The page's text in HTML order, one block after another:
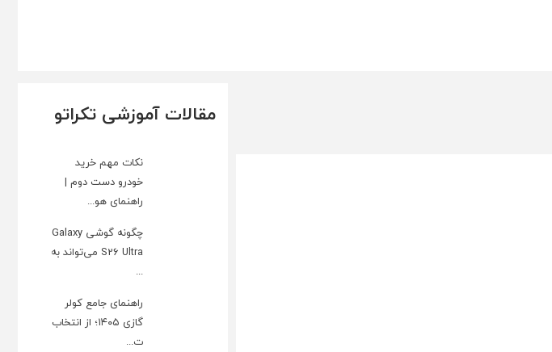
مقالات آموزشی تکراتو
نکات مهم خرید
خودرو دست دوم |
راهنمای هو...
چگونه گوشی Galaxy
S26 Ultra می‌تواند به
...
راهنمای جامع کولر
گازی ۱۴۰۵؛ از انتخاب
ت...